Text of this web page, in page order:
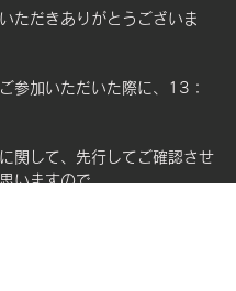
ただきありがとうございま
参加いただいた際に、13：
関して、先行してご確認させ
いますので、